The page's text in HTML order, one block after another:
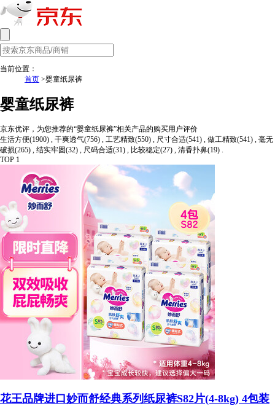
当前位置：
首页 >婴童纸尿裤
婴童纸尿裤
京东优评，为您推荐的“婴童纸尿裤”相关产品的购买用户评价
生活方便(1900) , 干爽透气(756) , 工艺精致(550) , 尺寸合适(541) , 做工精致(541) , 毫无
破损(265) , 结实牢固(32) , 尺码合适(31) , 比较稳定(27) , 清香扑鼻(19) .
TOP 1
花王品牌进口妙而舒经典系列纸尿裤S82片(4-8kg) 4包装